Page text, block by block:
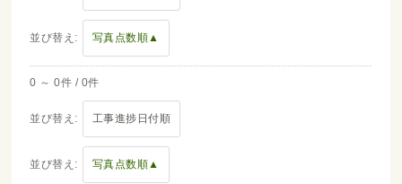
並び替え: 写真点数順▲
0 ～ 0件 / 0件
並び替え: 工事進捗日付順
並び替え: 写真点数順▲